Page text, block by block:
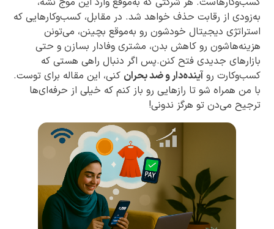
به‌زودی از رقابت حذف خواهد شد. در مقابل، کسب‌وکارهایی که
استراتژی دیجیتال خودشون رو به‌موقع بچینن، می‌تونن
هزینه‌هاشون رو کاهش بدن، مشتری وفادار بسازن و حتی
بازارهای جدیدی فتح کنن.پس اگر دنبال راهی هستی که
کسب‌وکارت رو آینده‌دار و ضد بحران کنی، این مقاله برای توست.
با من همراه شو تا رازهایی رو باز کنم که خیلی از حرفه‌ای‌ها
ترجیح می‌دن تو هرگز ندونی!